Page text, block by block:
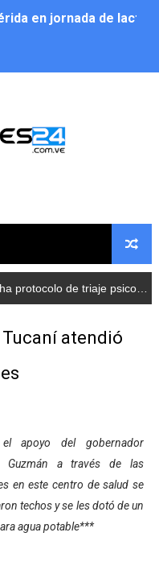
en jornada de
recreativa a la
en la
y atención a
2026” recorre las
realizó una jornada
de electrónica
para promover el
ciudadana
con taller de
la economía
sembraron 110
triaje psicosocial para atender a rescatistas
atendió
apoyo del gobernador
Guzmán a través de las
en este centro de salud se
techos y se les dotó de un
agua potable***